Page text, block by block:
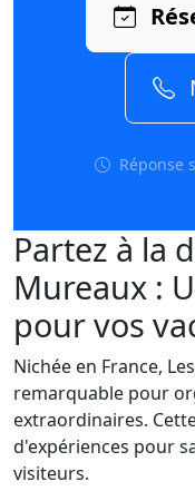
Réponse
Partez à la
Mureaux :
pour vos
Nichée en France,
remarquable pour
extraordinaires.
d'expériences pour
visiteurs.